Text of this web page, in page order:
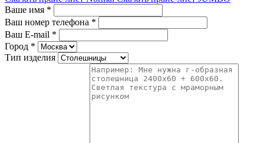
Ваше имя *
Ваш номер телефона *
Ваш E-mail *
Город *
Тип изделия